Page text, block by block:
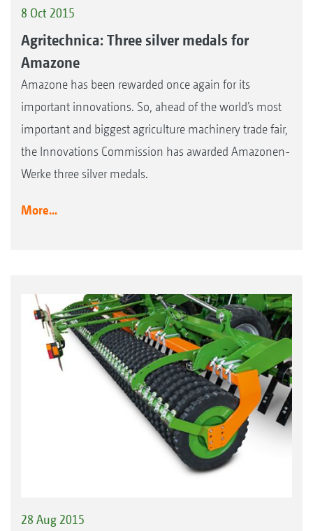
8 Oct 2015
Agritechnica: Three silver medals for
Amazone
Amazone has been rewarded once again for its
important innovations. So, ahead of the world’s most
important and biggest agriculture machinery trade fair,
the Innovations Commission has awarded Amazonen-
Werke three silver medals.
More...
28 Aug 2015